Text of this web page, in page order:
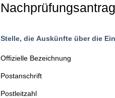
Stelle, die Auskünfte über die
Offizielle Bezeichnung
Postanschrift
Postleitzahl